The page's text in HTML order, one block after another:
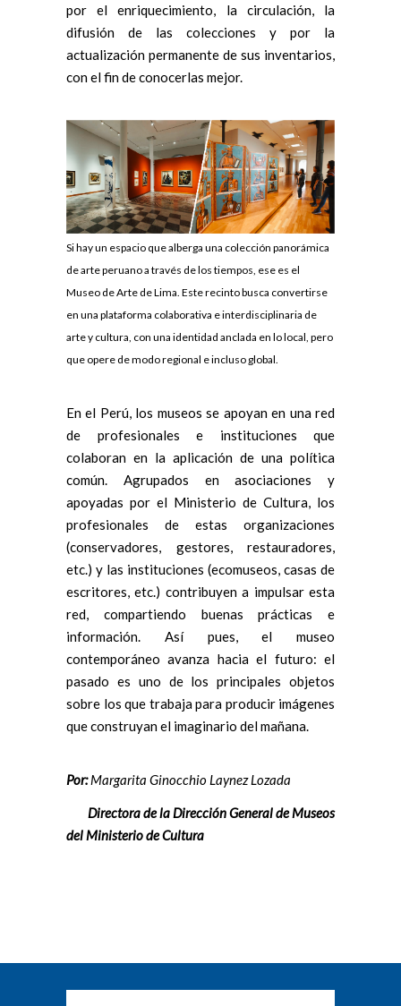
por el enriquecimiento, la circulación, la
difusión de las colecciones y por la
actualización permanente de sus inventarios,
con el fin de conocerlas mejor.
Si hay un espacio que alberga una colección panorámica
de arte peruano a través de los tiempos, ese es el
Museo de Arte de Lima. Este recinto busca convertirse
en una plataforma colaborativa e interdisciplinaria de
arte y cultura, con una identidad anclada en lo local, pero
que opere de modo regional e incluso global.
En el Perú, los museos se apoyan en una red
de profesionales e instituciones que
colaboran en la aplicación de una política
común. Agrupados en asociaciones y
apoyadas por el Ministerio de Cultura, los
profesionales de estas organizaciones
(conservadores, gestores, restauradores,
etc.) y las instituciones (ecomuseos, casas de
escritores, etc.) contribuyen a impulsar esta
red, compartiendo buenas prácticas e
información. Así pues, el museo
contemporáneo avanza hacia el futuro: el
pasado es uno de los principales objetos
sobre los que trabaja para producir imágenes
que construyan el imaginario del mañana.
Por:Margarita Ginocchio Laynez Lozada
Directora de la Dirección General de Museos
del Ministerio de Cultura